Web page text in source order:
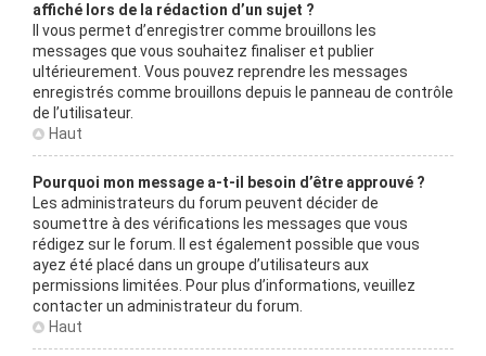
affiché lors de la rédaction d’un sujet ?
Il vous permet d’enregistrer comme brouillons les
messages que vous souhaitez finaliser et publier
ultérieurement. Vous pouvez reprendre les messages
enregistrés comme brouillons depuis le panneau de contrôle
de l’utilisateur.
Haut
Pourquoi mon message a-t-il besoin d’être approuvé ?
Les administrateurs du forum peuvent décider de
soumettre à des vérifications les messages que vous
rédigez sur le forum. Il est également possible que vous
ayez été placé dans un groupe d’utilisateurs aux
permissions limitées. Pour plus d’informations, veuillez
contacter un administrateur du forum.
Haut